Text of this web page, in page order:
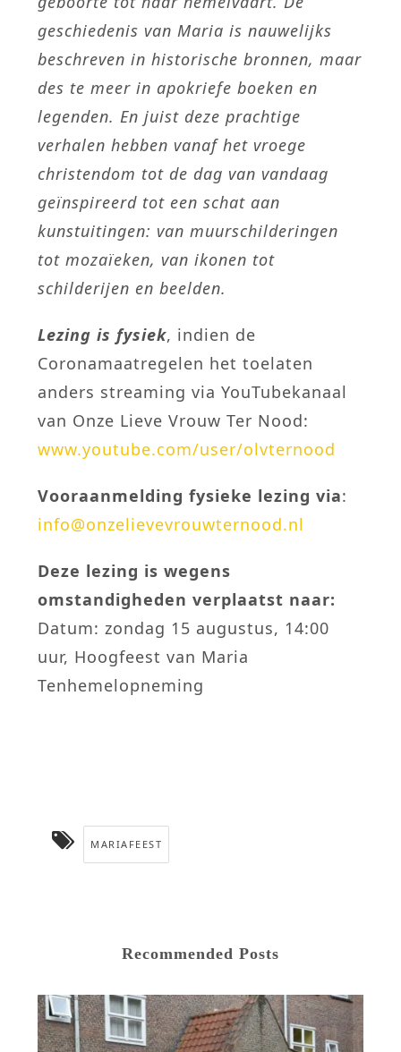
geschiedenis van Maria is nauwelijks
beschreven in historische bronnen, maar
des te meer in apokriefe boeken en
legenden. En juist deze prachtige
verhalen hebben vanaf het vroege
christendom tot de dag van vandaag
geïnspireerd tot een schat aan
kunstuitingen: van muurschilderingen
tot mozaïeken, van ikonen tot
schilderijen en beelden.
Lezing is fysiek, indien de
Coronamaatregelen het toelaten
anders streaming via YouTubekanaal
van Onze Lieve Vrouw Ter Nood:
www.youtube.com/user/olvternood
Vooraanmelding fysieke lezing via:
info@onzelievevrouwternood.nl
Deze lezing is wegens
omstandigheden verplaatst naar:
Datum: zondag 15 augustus, 14:00
uur, Hoogfeest van Maria
Tenhemelopneming
MARIAFEEST
Recommended Posts